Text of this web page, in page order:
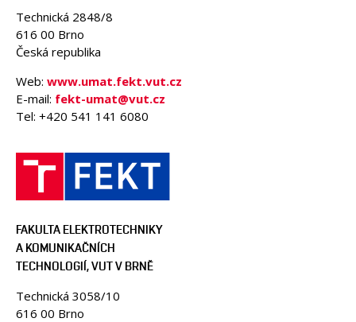
Technická 2848/8
616 00 Brno
Česká republika
Web: www.umat.fekt.vut.cz
E-mail: fekt-umat@vut.cz
Tel: +420 541 141 6080
FAKULTA ELEKTROTECHNIKY
A KOMUNIKAČNÍCH
TECHNOLOGIÍ, VUT V BRNĚ
Technická 3058/10
616 00 Brno